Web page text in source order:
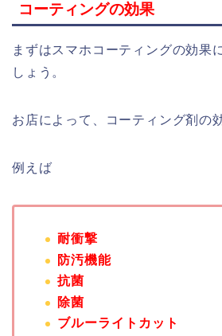
コーティングの効果
まずはスマホコーティングの効果
しょう。
お店によって、コーティング剤の
例えば
耐衝撃
防汚機能
抗菌
除菌
ブルーライトカット